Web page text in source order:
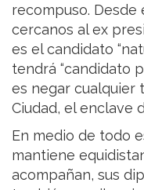
recompuso. Desde
cercanos al ex
es el candidato
tendrá “candidato
es negar cualquier
Ciudad, el enclave
En medio de todo
mantiene
acompañan, sus